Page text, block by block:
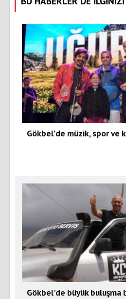
Gökbel’de müzik, spor ve
Gökbel'de büyük buluşma